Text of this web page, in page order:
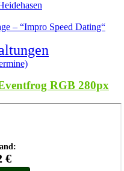
– “Impro Speed Dating“